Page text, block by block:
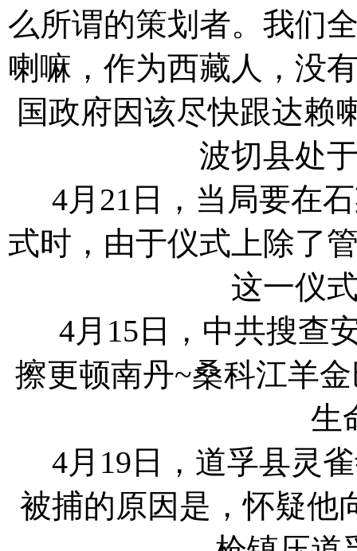
么所谓的策划者。我们
喇嘛，作为西藏人，没
国政府因该尽快跟达赖
波切县处
4月21日，当局要在
式时，由于仪式上除了
这一仪
4月15日，中共搜查
擦更顿南丹~桑科江羊
生
4月19日，道孚县灵
被捕的原因是，怀疑他